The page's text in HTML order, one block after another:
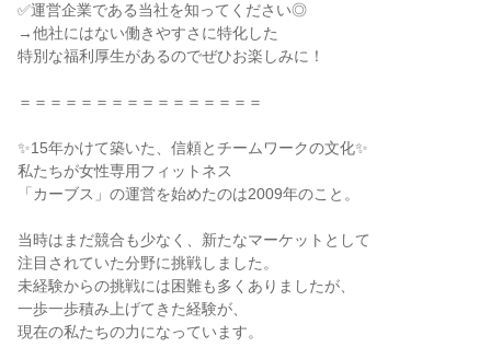
✅運営企業である当社を知ってください◎
→他社にはない働きやすさに特化した
特別な福利厚生があるのでぜひお楽しみに！
＝＝＝＝＝＝＝＝＝＝＝＝＝＝＝＝
✨15年かけて築いた、信頼とチームワークの文化✨
私たちが女性専用フィットネス
「カーブス」の運営を始めたのは2009年のこと。
当時はまだ競合も少なく、新たなマーケットとして
注目されていた分野に挑戦しました。
未経験からの挑戦には困難も多くありましたが、
一歩一歩積み上げてきた経験が、
現在の私たちの力になっています。